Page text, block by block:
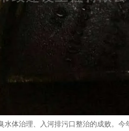
体治理、入河排污口整治的成败。今